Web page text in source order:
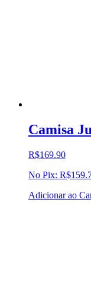
Camisa
R$169.90
No Pix: R$
Adicionar ao